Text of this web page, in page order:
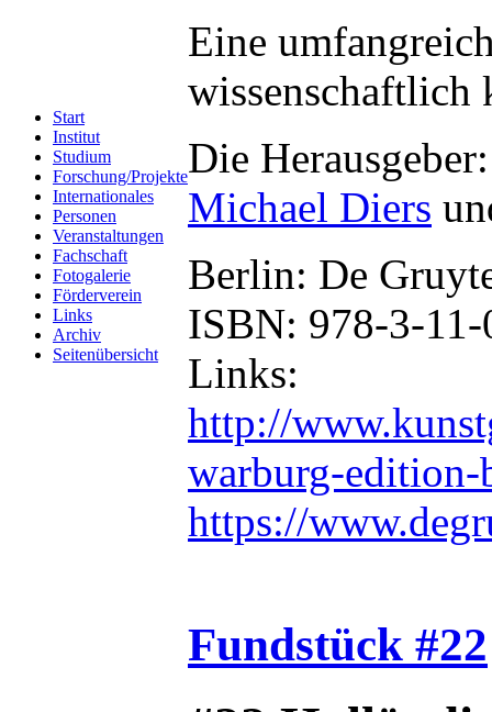
Start
Institut
Studium
Forschung/Projekte
Internationales
Personen
Veranstaltungen
Fachschaft
Fotogalerie
Förderverein
Links
Archiv
Seitenübersicht
Eine
Die Herausgeber:
Michael Diers
Berlin: De
ISBN: 978-3-
Links:
http://
warburg-edition-
https://
Fundstück #22